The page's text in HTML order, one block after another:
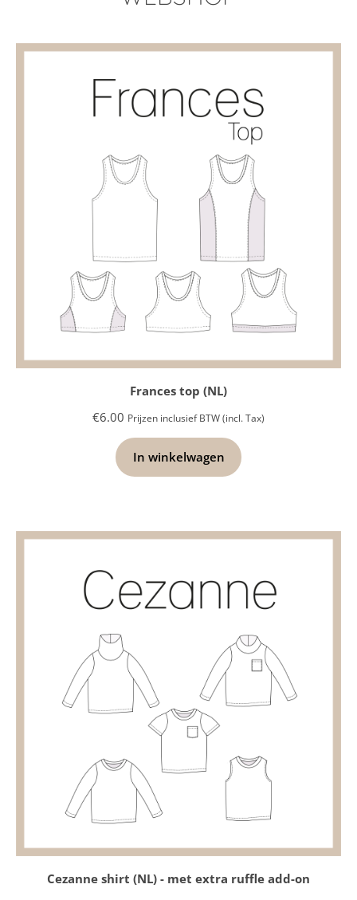
Frances top (NL)
€6.00 Prijzen inclusief BTW (incl. Tax)
In winkelwagen
Cezanne shirt (NL) - met extra ruffle add-on